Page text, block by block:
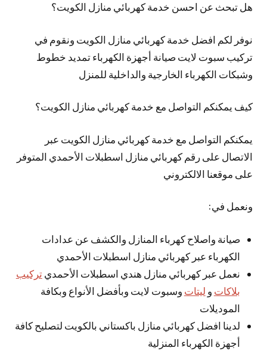
هل تبحث عن احسن خدمة كهربائي منازل الكويت؟
نوفر لكم افضل خدمة كهربائي منازل الكويت ونقوم في
تركيب سبوت لايت صيانة أجهزة الكهرباء تمديد خطوط
وشبكات الكهرباء الخارجية والداخلية للمنزل
كيف يمكنكم التواصل مع خدمة كهربائي منازل الكويت؟
يمكنكم التواصل مع خدمة كهربائي منازل الكويت عبر
الاتصال على رقم كهربائي منازل اسطبلات الأحمدي المتوفر
على موقعنا الالكتروني
ونعمل في:
صيانة واصلاح كهرباء المنازل والكشف عن عدادات
الكهرباء عبر كهربائي منازل اسطبلات الأحمدي
نعمل عبر كهربائي منازل هندي اسطبلات الأحمديتركيب
بلاكات و ليتات وسبوت لايت وبأفضل الأنواع وبكافة
الموديلات
لدينا افضل كهربائي منازل باكستاني بالكويت لتصليح كافة
أجهزة الكهرباء المنزلية